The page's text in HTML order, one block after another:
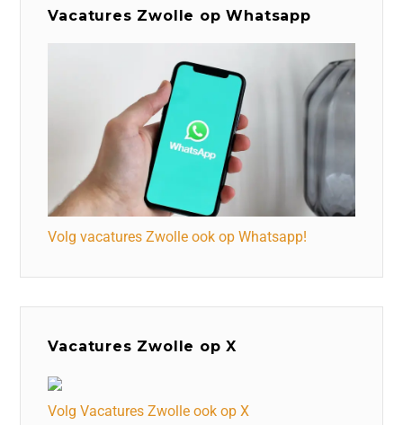
Vacatures Zwolle op Whatsapp
Volg vacatures Zwolle ook op Whatsapp!
Vacatures Zwolle op X
Volg Vacatures Zwolle ook op X